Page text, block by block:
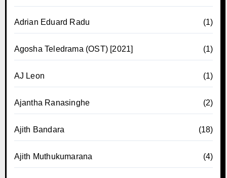
Adrian Eduard Radu (1)
Agosha Teledrama (OST) [2021] (1)
AJ Leon (1)
Ajantha Ranasinghe (2)
Ajith Bandara (18)
Ajith Muthukumarana (4)